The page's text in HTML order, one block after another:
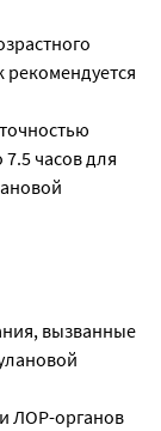
часов для
вызванные
ЛОР-органов